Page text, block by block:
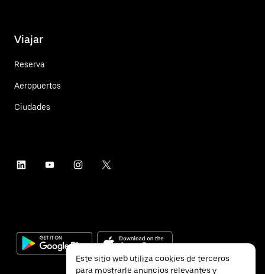
Viajar
Reserva
Aeropuertos
Ciudades
Este sitio web utiliza cookies de terceros
para mostrarle anuncios relevantes y